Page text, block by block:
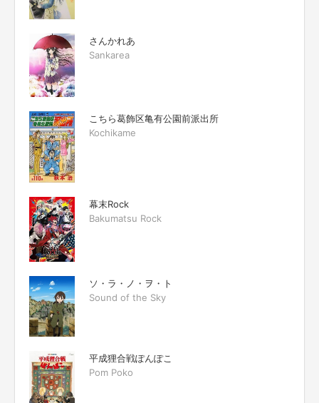
さんかれあ
Sankarea
こちら葛飾区亀有公園前派出所
Kochikame
幕末Rock
Bakumatsu Rock
ソ・ラ・ノ・ヲ・ト
Sound of the Sky
平成狸合戦ぽんぽこ
Pom Poko